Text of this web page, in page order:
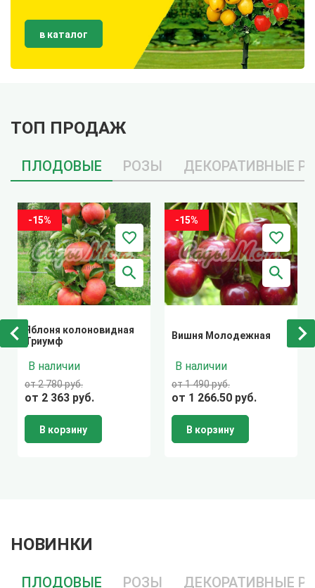
в каталог
ТОП ПРОДАЖ
ПЛОДОВЫЕ РОЗЫ ДЕКОРАТИВНЫЕ
-15%
Яблоня колоновидная
Триумф
В наличии
от 2 780 руб.
от 2 363 руб.
В корзину
-15%
Вишня Молодежная
В наличии
от 1 490 руб.
от 1 266.50 руб.
В корзину
НОВИНКИ
ПЛОДОВЫЕ РОЗЫ ДЕКОРАТИВНЫЕ